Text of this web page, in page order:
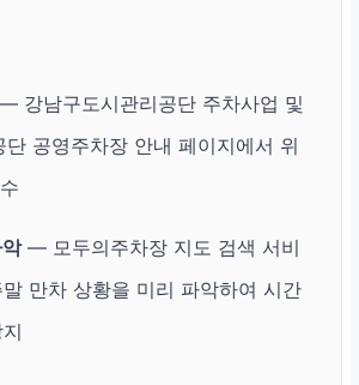
— 강남구도시관리공단 주차사업 및
단 공영주차장 안내 페이지에서 위
— 모두의주차장 지도 검색 서비
만차 상황을 미리 파악하여 시간